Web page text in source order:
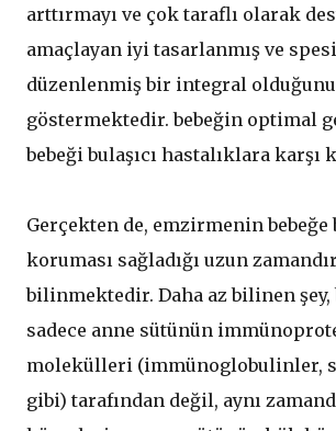
arttırmayı ve çok taraflı olarak
amaçlayan iyi tasarlanmış ve
düzenlenmiş bir integral olduğunu
göstermektedir. bebeğin optimal
bebeği bulaşıcı hastalıklara karşı
Gerçekten de, emzirmenin bebeğe
koruması sağladığı uzun zamandır
bilinmektedir. Daha az bilinen şey,
sadece anne sütünün
molekülleri (immünoglobulinler,
gibi) tarafından değil, aynı